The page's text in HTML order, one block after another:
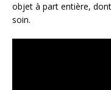
objet à part entière,
soin.